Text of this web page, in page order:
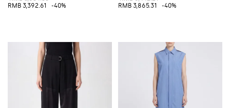
RMB 3,392.61
-40%
RMB 3,865.31
-40%